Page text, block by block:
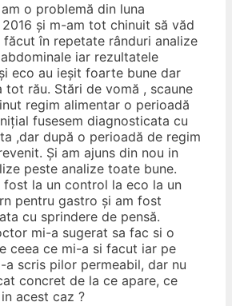
o problemă din luna
și m-am tot chinuit să văd
făcut în repetate rânduri analize
iar rezultatele
eco au ieșit foarte bune dar
tot rău. Stări de vomă , scaune
regim alimentar o perioadă
fusesem diagnosticata cu
,dar după o perioadă de regim
Și am ajuns din nou in
peste analize toate bune.
fost la un control la eco la un
pentru gastro și am fost
cu sprindere de pensă.
mi-a sugerat sa fac si o
ceea ce mi-a si facut iar pe
a scris pilor permeabil, dar nu
concret de la ce apare, ce
acest caz ?